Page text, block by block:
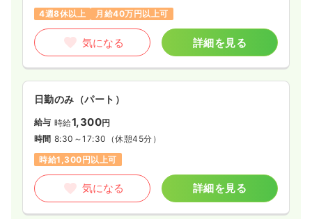
4週8休以上
月給40万円以上可
気になる 詳細を見る
日勤のみ（パート）
給与 時給1,300円
時間 8:30～17:30 （休憩45分）
時給1,300円以上可
気になる 詳細を見る